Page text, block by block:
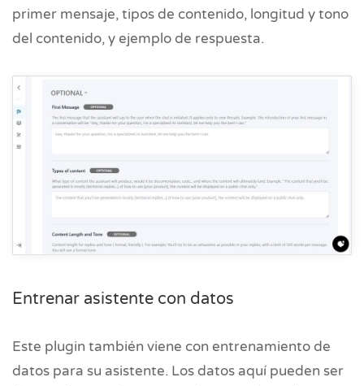
primer mensaje, tipos de contenido, longitud y tono
del contenido, y ejemplo de respuesta.
Entrenar asistente con datos
Este plugin también viene con entrenamiento de
datos para su asistente. Los datos aquí pueden ser